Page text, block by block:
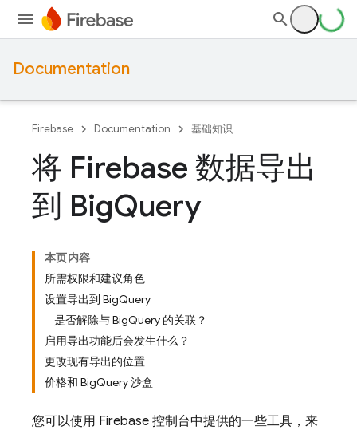
Documentation
Firebase Documentation 基础知识
将 Firebase 数据导出
到 BigQuery
本页内容
所需权限和建议角色
设置导出到 BigQuery
是否解除与 BigQuery 的关联？
启用导出功能后会发生什么？
更改现有导出的位置
价格和 BigQuery 沙盒
您可以使用 Firebase 控制台中提供的一些工具，来